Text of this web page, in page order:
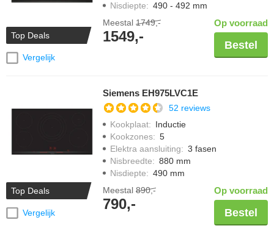
Top Deals
Vergelijk
Nisdiepte: 490 - 492 mm
Meestal 1749,-
1549,-
Op voorraad
Bestel
Top Deals
Vergelijk
Siemens EH975LVC1E
52 reviews
Kookplaat: Inductie
Kookzones: 5
Elektra aansluiting: 3 fasen
Nisbreedte: 880 mm
Nisdiepte: 490 mm
Meestal 890,-
790,-
Op voorraad
Bestel